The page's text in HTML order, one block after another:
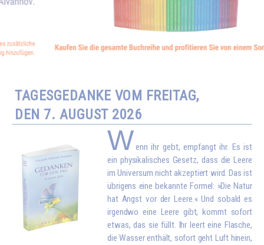
TAGESGEDANKE VOM FREITAG,
DEN 7. AUGUST 2026
Wenn ihr gebt, empfangt ihr. Es ist
ein physikalisches Gesetz, dass die Leere
im Universum nicht akzeptiert wird. Das ist
übrigens eine bekannte Formel: »Die Natur
hat Angst vor der Leere.« Und sobald es
irgendwo eine Leere gibt, kommt sofort
etwas, das sie füllt. Ihr leert eine Flasche,
die Wasser enthält, sofort geht Luft hinein,